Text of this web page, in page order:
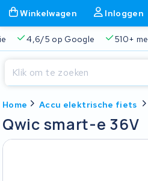
Winkelwagen Inloggen
4,6/5 op Google 510+
Home Accu elektrische fiets
Qwic smart-e 36V
Begin te typen in de